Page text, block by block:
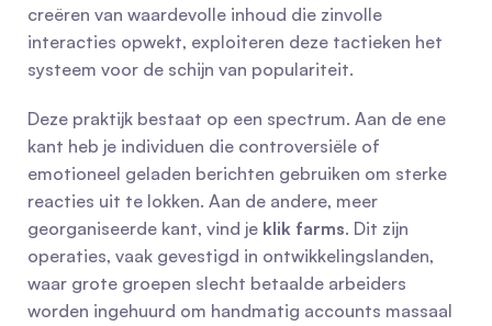
creëren van waardevolle inhoud die zinvolle
interacties opwekt, exploiteren deze tactieken het
systeem voor de schijn van populariteit.
Deze praktijk bestaat op een spectrum. Aan de ene
kant heb je individuen die controversiële of
emotioneel geladen berichten gebruiken om sterke
reacties uit te lokken. Aan de andere, meer
georganiseerde kant, vind je klik farms. Dit zijn
operaties, vaak gevestigd in ontwikkelingslanden,
waar grote groepen slecht betaalde arbeiders
worden ingehuurd om handmatig accounts massaal